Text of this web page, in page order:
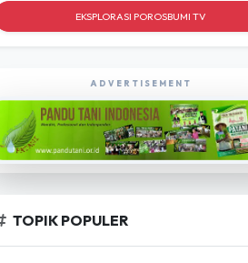
EKSPLORASI POROSBUMI TV
ADVERTISEMENT
TOPIK POPULER